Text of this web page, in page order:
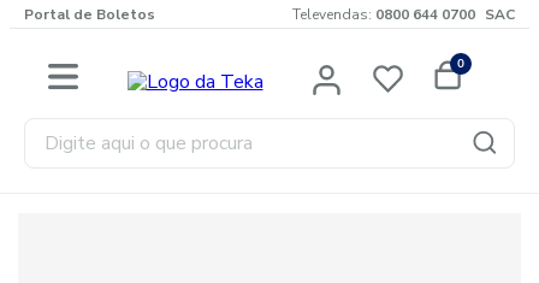
Portal de Boletos Televendas: 0800 644 0700 SAC
0
Digite aqui o que procura